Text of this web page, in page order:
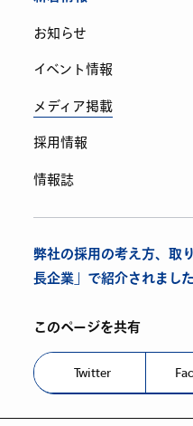
お知らせ
イベント情報
メディア掲載
採用情報
情報誌
弊社の採用の考え方、取
長企業」で紹介されました
このページを共有
Twitter